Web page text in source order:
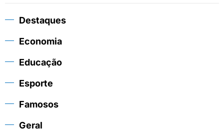
Destaques
Economia
Educação
Esporte
Famosos
Geral